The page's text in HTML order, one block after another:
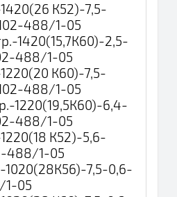
К52)-7,5-
488/1-05
1420(15,7К60)-2,5-
488/1-05
К60)-7,5-
488/1-05
1220(19,5К60)-6,4-
488/1-05
К52)-5,6-
488/1-05
7,5-0,6-
1-05